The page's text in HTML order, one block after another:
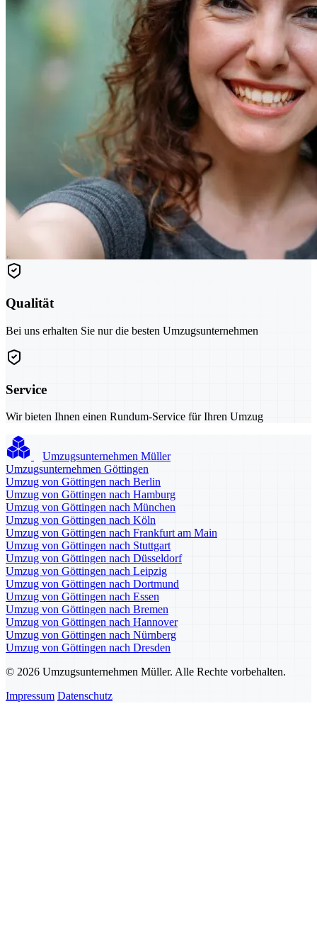
Qualität
Bei uns erhalten Sie nur die besten Umzugsunternehmen
Service
Wir bieten Ihnen einen Rundum-Service für Ihren Umzug
Umzugsunternehmen Müller
Umzugsunternehmen Göttingen
Umzug von Göttingen nach Berlin
Umzug von Göttingen nach Hamburg
Umzug von Göttingen nach München
Umzug von Göttingen nach Köln
Umzug von Göttingen nach Frankfurt am Main
Umzug von Göttingen nach Stuttgart
Umzug von Göttingen nach Düsseldorf
Umzug von Göttingen nach Leipzig
Umzug von Göttingen nach Dortmund
Umzug von Göttingen nach Essen
Umzug von Göttingen nach Bremen
Umzug von Göttingen nach Hannover
Umzug von Göttingen nach Nürnberg
Umzug von Göttingen nach Dresden
© 2026 Umzugsunternehmen Müller. Alle Rechte vorbehalten.
Impressum Datenschutz